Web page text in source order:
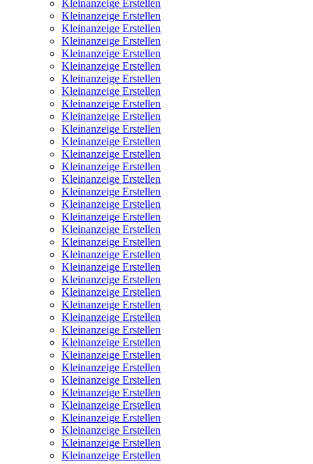
Kleinanzeige Erstellen
Kleinanzeige Erstellen
Kleinanzeige Erstellen
Kleinanzeige Erstellen
Kleinanzeige Erstellen
Kleinanzeige Erstellen
Kleinanzeige Erstellen
Kleinanzeige Erstellen
Kleinanzeige Erstellen
Kleinanzeige Erstellen
Kleinanzeige Erstellen
Kleinanzeige Erstellen
Kleinanzeige Erstellen
Kleinanzeige Erstellen
Kleinanzeige Erstellen
Kleinanzeige Erstellen
Kleinanzeige Erstellen
Kleinanzeige Erstellen
Kleinanzeige Erstellen
Kleinanzeige Erstellen
Kleinanzeige Erstellen
Kleinanzeige Erstellen
Kleinanzeige Erstellen
Kleinanzeige Erstellen
Kleinanzeige Erstellen
Kleinanzeige Erstellen
Kleinanzeige Erstellen
Kleinanzeige Erstellen
Kleinanzeige Erstellen
Kleinanzeige Erstellen
Kleinanzeige Erstellen
Kleinanzeige Erstellen
Kleinanzeige Erstellen
Kleinanzeige Erstellen
Kleinanzeige Erstellen
Kleinanzeige Erstellen
Kleinanzeige Erstellen